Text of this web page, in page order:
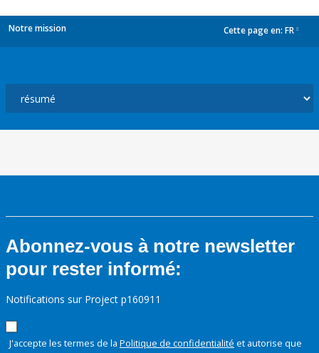
Notre mission Cette page en: FR
Abonnez-vous à notre newsletter
pour rester informé:
Notifications sur Project p160911
J'accepte les termes de la Politique de confidentialité et autorise que